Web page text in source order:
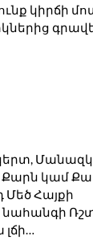
կիրճի
Քարն կամ
Հայքի